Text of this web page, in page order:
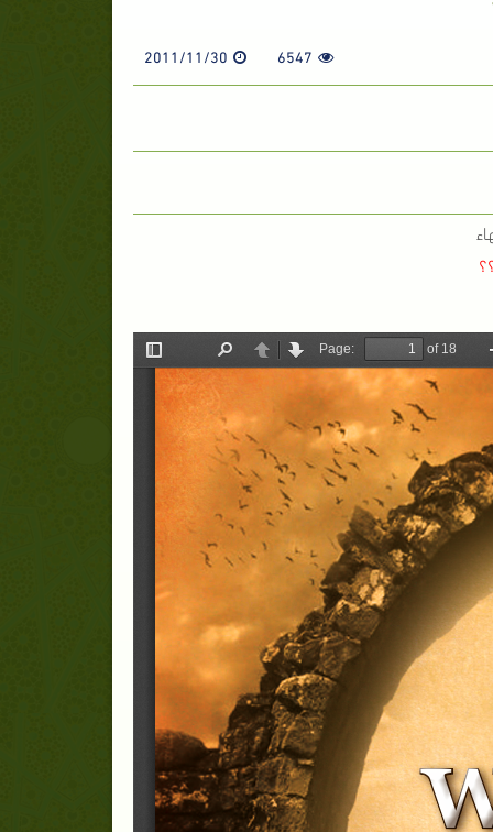
6547
2011/11/30